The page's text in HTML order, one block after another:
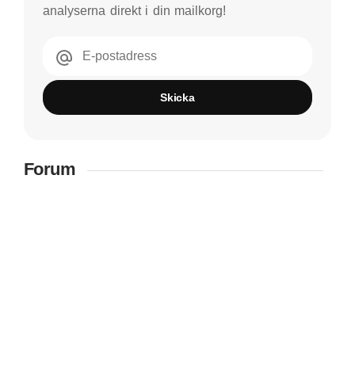
analyserna direkt i din mailkorg!
E-postadress
Skicka
Forum